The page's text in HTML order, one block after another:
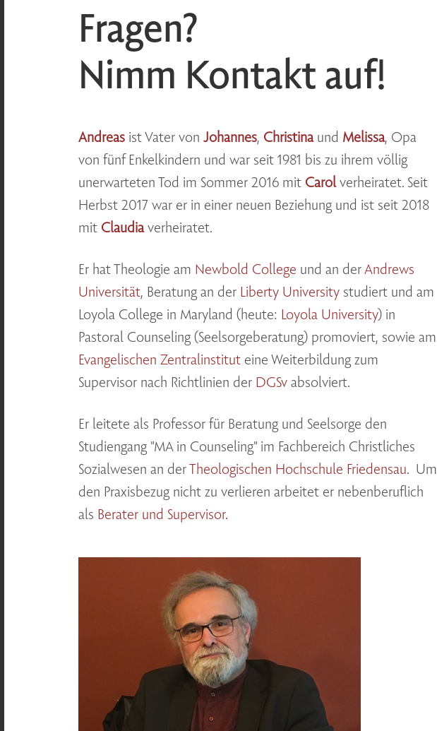
Fragen?
Nimm Kontakt auf!
Andreas ist Vater von Johannes, Christinaund Melissa, Opa
von fünf Enkelkindern und war seit 1981 bis zu ihrem völlig
unerwarteten Tod im Sommer 2016 mit Carolverheiratet. Seit
Herbst 2017 war er in einer neuen Beziehung und ist seit 2018
mit Claudiaverheiratet.
Er hat Theologie am Newbold College und an derAndrews
Universität, Beratung an der Liberty Universitystudiert und am
Loyola College in Maryland (heute: Loyola University) in
Pastoral Counseling (Seelsorgeberatung) promoviert, sowie am
Evangelischen Zentralinstitut eine Weiterbildung zum
Supervisor nach Richtlinien der DGSvabsolviert.
Er leitete als Professor für Beratung und Seelsorge den
Studiengang "MA in Counseling" im Fachbereich Christliches
Sozialwesen an derTheologischen Hochschule Friedensau. Um
den Praxisbezug nicht zu verlieren arbeitet er nebenberuflich
als Berater und Supervisor.